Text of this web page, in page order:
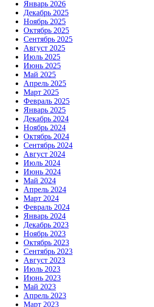
Январь 2026
Декабрь 2025
Ноябрь 2025
Октябрь 2025
Сентябрь 2025
Август 2025
Июль 2025
Июнь 2025
Май 2025
Апрель 2025
Март 2025
Февраль 2025
Январь 2025
Декабрь 2024
Ноябрь 2024
Октябрь 2024
Сентябрь 2024
Август 2024
Июль 2024
Июнь 2024
Май 2024
Апрель 2024
Март 2024
Февраль 2024
Январь 2024
Декабрь 2023
Ноябрь 2023
Октябрь 2023
Сентябрь 2023
Август 2023
Июль 2023
Июнь 2023
Май 2023
Апрель 2023
Март 2023